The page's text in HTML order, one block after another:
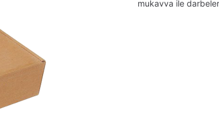
mukavva ile